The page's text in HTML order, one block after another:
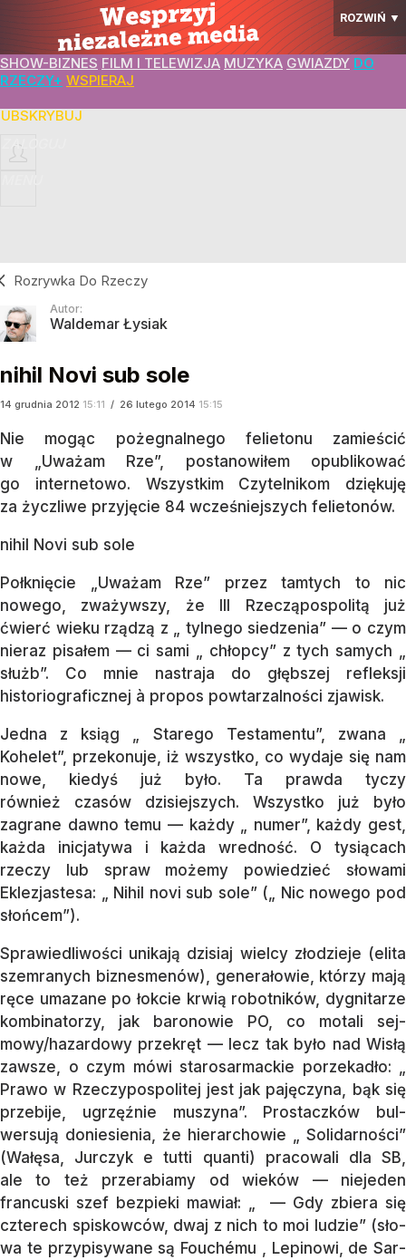
ROZWIŃ ▼
SHOW-BIZNES FILM I TELEWIZJA MUZYKA GWIAZDY DO
RZECZY+ WSPIERAJ
ZALOGUJ
Rozrywka Do Rzeczy
Autor:
Waldemar Łysiak
nihil Novi sub sole
14 grudnia 2012 15:11 / 26 lutego 2014 15:15
Nie mogąc pożegnalnego felietonu zamieścić
w „Uważam Rze”, postanowiłem opublikować
go internetowo. Wszystkim Czytelnikom dziękuję
za życzliwe przyjęcie 84 wcześniejszych felietonów.
nihil Novi sub sole
Połknięcie „Uważam Rze” przez tamtych to nic
nowego, zważywszy, że III Rzecząpospolitą już
ćwierć wieku rządzą z „ tylnego siedzenia” — o czym
nieraz pisałem — ci sami „ chłopcy” z tych samych „
służb”. Co mnie nastraja do głębszej refleksji
historiograficznej à propos powtarzalności zjawisk.
Jedna z ksiąg „ Starego Tes­ta­men­tu”, zwana „
Kohelet”, prze­ko­nu­je, iż wszystko, co wydaje się nam
no­we, kiedyś już było. Ta prawda ty­czy
również czasów dzisiej­szych. Wszystko już było
zagrane dawno temu — każdy „ numer”, każdy gest,
każ­da inicjatywa i każda wred­ność. O tysią­cach
rzeczy lub spraw mo­żemy powie­dzieć słowami
Eklezjastesa: „ Nihil no­vi sub so­le” („ Nic nowego pod
słoń­cem”).
Sprawiedliwości unikają dzisiaj wielcy złodzieje (elita
szemranych biznesme­nów), generałowie, którzy mają
ręce uma­zane po łokcie krwią robotników, dygni­tarze
kom­binatorzy, jak baronowie PO, co motali sej­
mowy/hazardowy przekręt — lecz tak by­ło nad Wisłą
zawsze, o czym mówi starosar­mac­kie porzekadło: „
Pra­wo w Rzeczy­pos­politej jest jak pajęczyna, bąk się
prze­bije, ugrzęźnie muszyna”. Pros­tacz­ków bul­
wersują doniesienia, że hierar­chowie „ So­lidarności”
(Wałęsa, Jur­czyk e tutti quan­ti) pracowali dla SB,
ale to też przerabiamy od wieków — nie­jeden
francuski szef bez­pieki mawiał: „ — Gdy zbiera się
czte­rech spiskowców, dwaj z nich to moi lu­dzie” (sło­
wa te przypisywane są Fouchému , Le­pi­no­wi, de Sar­